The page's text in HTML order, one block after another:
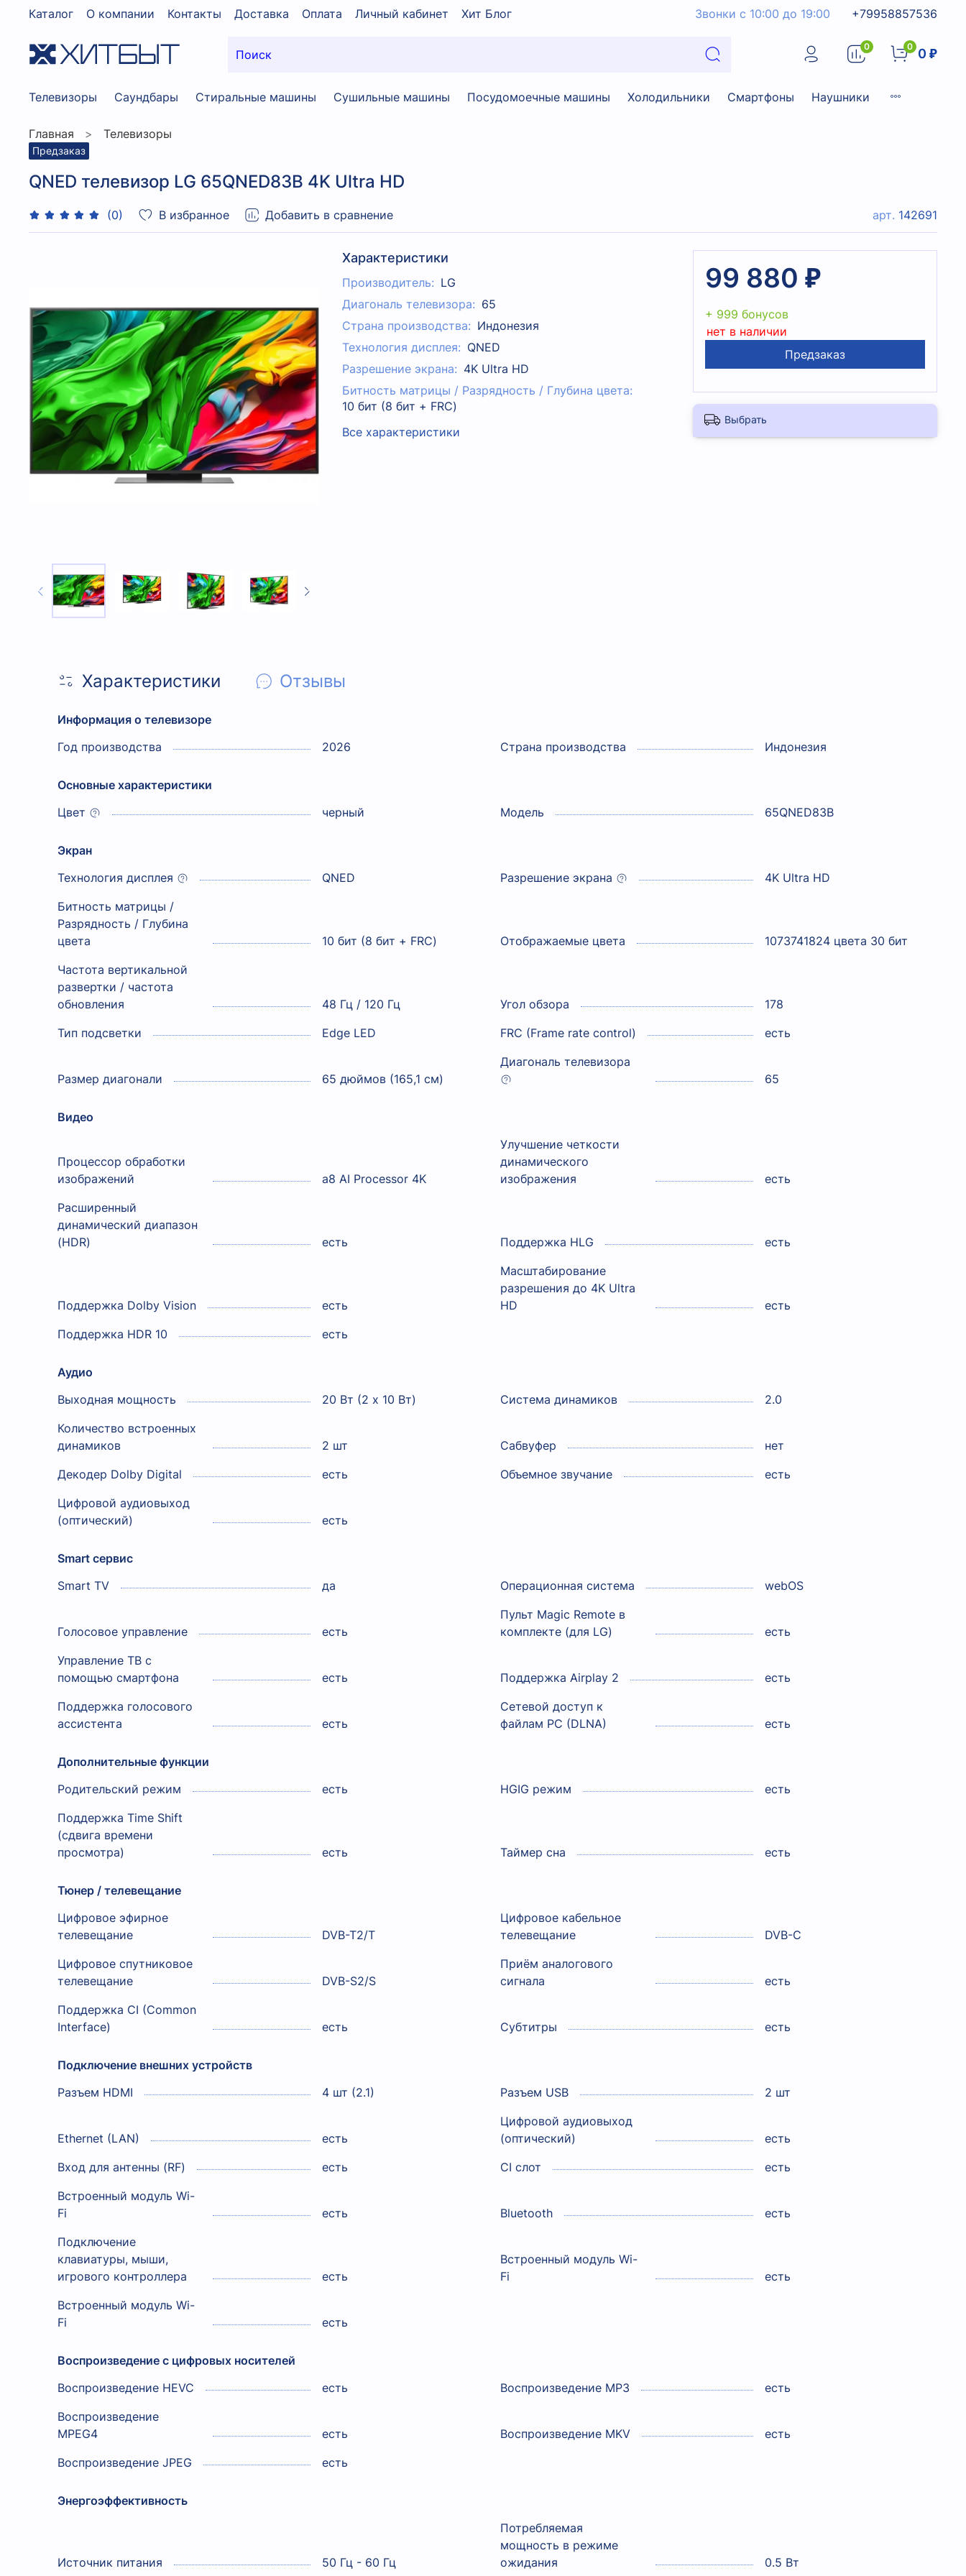
Каталог О компании Контакты Доставка Оплата Личный кабинет Хит Блог Звонки с 10:00 до 19:00 +79958857536
0 0 0 ₽
Телевизоры Саундбары Стиральные машины Сушильные машины Посудомоечные машины Холодильники Смартфоны Наушники
Главная Телевизоры
Предзаказ
QNED телевизор LG 65QNED83B 4K Ultra HD
(0) В избранное Добавить в сравнение арт. 142691
Характеристики
Производитель: LG
Диагональ телевизора: 65
Страна производства: Индонезия
Технология дисплея: QNED
Разрешение экрана: 4K Ultra HD
Битность матрицы / Разрядность / Глубина цвета:
10 бит (8 бит + FRC)
Все характеристики
99 880 ₽
+ 999 бонусов
нет в наличии
Предзаказ
Выбрать
Характеристики Отзывы
Информация о телевизоре
Год производства
2026 Страна производства Индонезия
Основные характеристики
Цвет
черный Модель 65QNED83B
Экран
Технология дисплея
QNED Разрешение экрана
4K Ultra HD
Битность матрицы /
Разрядность / Глубина
цвета
10 бит (8 бит + FRC) Отображаемые цвета
1073741824 цвета 30 бит
Частота вертикальной
развертки / частота
обновления
48 Гц / 120 Гц Угол обзора
178
Тип подсветки
Edge LED FRC (Frame rate control) есть
Размер диагонали 65 дюймов (165,1 см)
Диагональ телевизора
65
Видео
Процессор обработки
изображений
a8 AI Processor 4K
Улучшение четкости
динамического
изображения
есть
Расширенный
динамический диапазон
(HDR)
есть Поддержка HLG есть
Поддержка Dolby Vision есть
Масштабирование
разрешения до 4K Ultra
HD
есть
Поддержка HDR 10
есть
Аудио
Выходная мощность
20 Вт (2 x 10 Вт) Система динамиков
2.0
Количество встроенных
динамиков
2 шт Сабвуфер
нет
Декодер Dolby Digital
есть Объемное звучание
есть
Цифровой аудиовыход
(оптический)
есть
Smart сервис
Smart TV
да Операционная система webOS
Голосовое управление есть
Пульт Magic Remote в
комплекте (для LG)
есть
Управление ТВ с
помощью смартфона
есть Поддержка Airplay 2
есть
Поддержка голосового
ассистента
есть
Сетевой доступ к
файлам PC (DLNA)
есть
Дополнительные функции
Родительский режим
есть HGIG режим
есть
Поддержка Time Shift
(сдвига времени
просмотра)
есть Таймер сна есть
Тюнер / телевещание
Цифровое эфирное
телевещание
DVB-T2/T
Цифровое кабельное
телевещание
DVB-C
Цифровое спутниковое
телевещание
DVB-S2/S
Приём аналогового
сигнала
есть
Поддержка CI (Common
Interface)
есть Субтитры есть
Подключение внешних устройств
Разъем HDMI
4 шт (2.1) Разъем USB 2 шт
Ethernet (LAN) есть
Цифровой аудиовыход
(оптический)
есть
Вход для антенны (RF)
есть CI слот
есть
Встроенный модуль Wi-
Fi
есть Bluetooth
есть
Подключение
клавиатуры, мыши,
игрового контроллера
есть
Встроенный модуль Wi-
Fi
есть
Встроенный модуль Wi-
Fi
есть
Воспроизведение с цифровых носителей
Воспроизведение HEVC
есть Воспроизведение MP3
есть
Воспроизведение
MPEG4
есть Воспроизведение MKV
есть
Воспроизведение JPEG
есть
Энергоэффективность
Источник питания 50 Гц - 60 Гц
Потребляемая
мощность в режиме
ожидания
0.5 Вт